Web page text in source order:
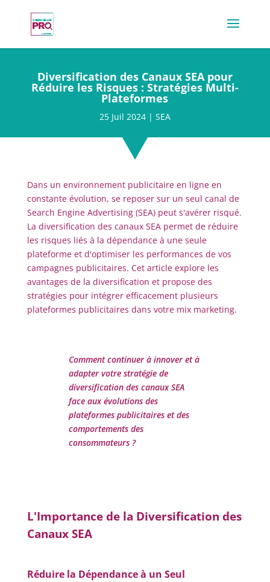
Diversification des Canaux SEA pour
Réduire les Risques : Stratégies Multi-
Plateformes
25 Juil 2024| SEA
Dans un environnement publicitaire en ligne en
constante évolution, se reposer sur un seul canal de
Search Engine Advertising (SEA) peut s'avérer risqué.
La diversification des canaux SEA permet de réduire
les risques liés à la dépendance à une seule
plateforme et d'optimiser les performances de vos
campagnes publicitaires. Cet article explore les
avantages de la diversification et propose des
stratégies pour intégrer efficacement plusieurs
plateformes publicitaires dans votre mix marketing.
Comment continuer à innover et à
adapter votre stratégie de
diversification des canaux SEA
face aux évolutions des
plateformes publicitaires et des
comportements des
consommateurs ?
L'Importance de la Diversification des
Canaux SEA
Réduire la Dépendance à un Seul